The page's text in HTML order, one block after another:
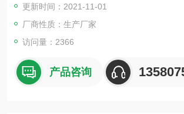
均只作参考用,如贵司觉得有异议请自行检阅相
更新时间：2021-11-01
厂商性质：生产厂家
访问量：2366
产品咨询